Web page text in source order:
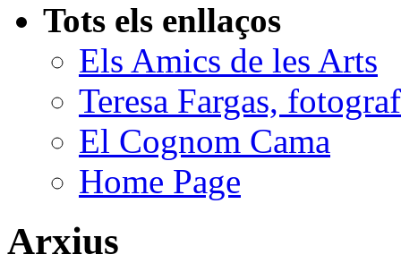
Tots els enllaços
Els Amics de les Arts
Teresa Fargas,
El Cognom Cama
Home Page
Arxius